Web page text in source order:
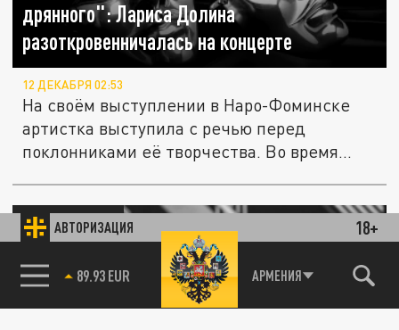
АВТОРИЗАЦИЯ 18+
85.64 BRENT АРМЕНИЯ
дрянного": Лариса Долина
разоткровенничалась на концерте
12 ДЕКАБРЯ 02:53
На своём выступлении в Наро-Фоминске
артистка выступила с речью перед
поклонниками её творчества. Во время...
ШОУ-БИЗНЕС